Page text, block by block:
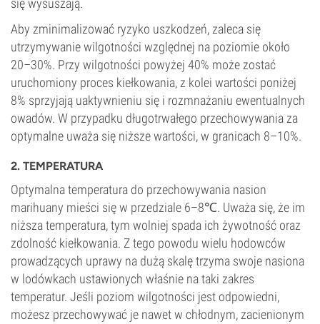
się wysuszają.
Aby zminimalizować ryzyko uszkodzeń, zaleca się
utrzymywanie wilgotności względnej na poziomie około
20–30%. Przy wilgotności powyżej 40% może zostać
uruchomiony proces kiełkowania, z kolei wartości poniżej
8% sprzyjają uaktywnieniu się i rozmnażaniu ewentualnych
owadów. W przypadku długotrwałego przechowywania za
optymalne uważa się niższe wartości, w granicach 8–10%.
2. TEMPERATURA
Optymalna temperatura do przechowywania nasion
marihuany mieści się w przedziale 6–8℃. Uważa się, że im
niższa temperatura, tym wolniej spada ich żywotność oraz
zdolność kiełkowania. Z tego powodu wielu hodowców
prowadzących uprawy na dużą skalę trzyma swoje nasiona
w lodówkach ustawionych właśnie na taki zakres
temperatur. Jeśli poziom wilgotności jest odpowiedni,
możesz przechowywać je nawet w chłodnym, zacienionym